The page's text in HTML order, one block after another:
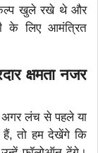
खुले रखे थे और
के लिए आमंत्रित
क्षमता नजर
अगर लंच से पहले या
हैं, तो हम देखेंगे कि